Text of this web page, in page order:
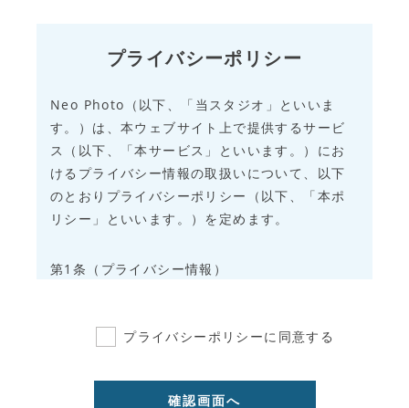
プライバシーポリシー
Neo Photo（以下、「当スタジオ」といいま
す。）は、本ウェブサイト上で提供するサービ
ス（以下、「本サービス」といいます。）にお
けるプライバシー情報の取扱いについて、以下
のとおりプライバシーポリシー（以下、「本ポ
リシー」といいます。）を定めます。
第1条（プライバシー情報）
は、個人情報保護法にいう「個人情報」を
指すものとし、生存する個人に関する情報
月日、住所、電話番号、連絡先その他の記
プライバシーポリシーに同意する